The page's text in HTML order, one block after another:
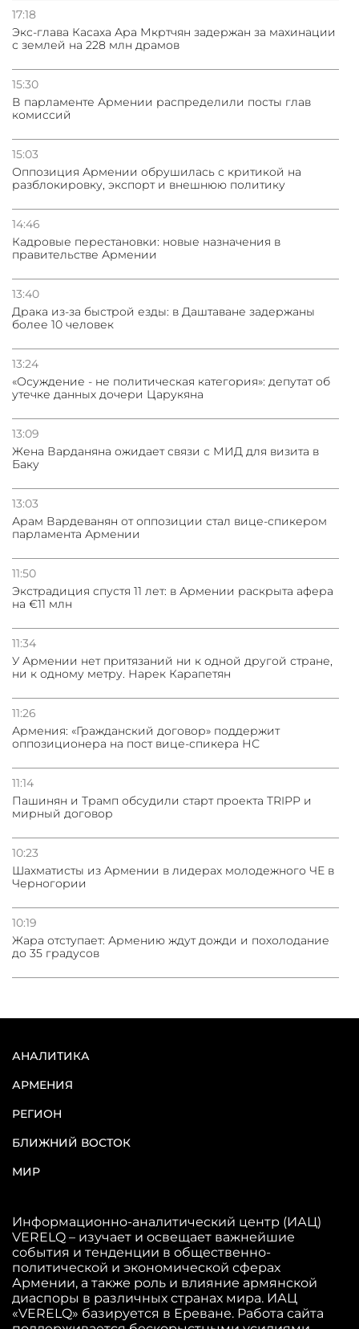
17:18
Экс-глава Касаха Ара Мкртчян задержан за махинации
с землей на 228 млн драмов
15:30
В парламенте Армении распределили посты глав
комиссий
15:03
Оппозиция Армении обрушилась с критикой на
разблокировку, экспорт и внешнюю политику
14:46
Кадровые перестановки: новые назначения в
правительстве Армении
13:40
Драка из-за быстрой езды: в Даштаване задержаны
более 10 человек
13:24
«Осуждение - не политическая категория»: депутат об
утечке данных дочери Царукяна
13:09
Жена Варданяна ожидает связи с МИД для визита в
Баку
13:03
Арам Вардеванян от оппозиции стал вице-спикером
парламента Армении
11:50
Экстрадиция спустя 11 лет: в Армении раскрыта афера
на €11 млн
11:34
У Армении нет притязаний ни к одной другой стране,
ни к одному метру. Нарек Карапетян
11:26
Армения: «Гражданский договор» поддержит
оппозиционера на пост вице-спикера НС
11:14
Пашинян и Трамп обсудили старт проекта TRIPP и
мирный договор
10:23
Шахматисты из Армении в лидерах молодежного ЧЕ в
Черногории
10:19
Жара отступает: Армению ждут дожди и похолодание
до 35 градусов
АНАЛИТИКА
АРМЕНИЯ
РЕГИОН
БЛИЖНИЙ ВОСТОК
МИР
Информационно-аналитический центр (ИАЦ)
VERELQ – изучает и освещает важнейшие
события и тенденции в общественно-
политической и экономической сферах
Армении, а также роль и влияние армянской
диаспоры в различных странах мира. ИАЦ
«VERELQ» базируется в Ереване. Работа сайта